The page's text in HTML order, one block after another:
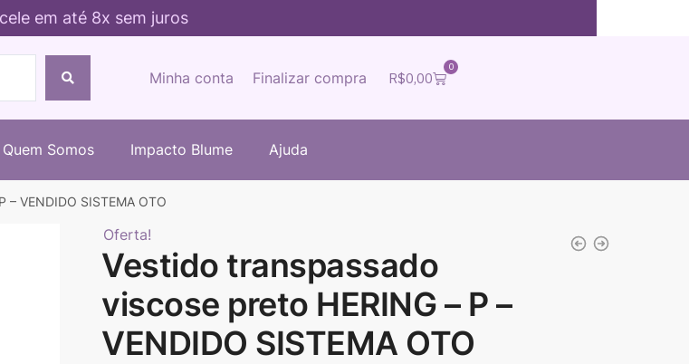
em até 8x sem juros
R$0,00
0
Minha conta Finalizar compra
Quem Somos Impacto Blume Ajuda
VENDIDO SISTEMA OTO
Oferta!
Vestido transpassado
viscose preto HERING – P –
VENDIDO SISTEMA OTO